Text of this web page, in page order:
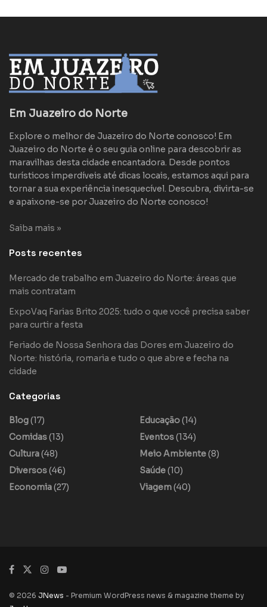
Em Juazeiro do Norte
Explore o melhor de Juazeiro do Norte conosco! Em
Juazeiro do Norte é o seu guia online para descobrir as
maravilhas desta cidade encantadora. Desde pontos
turísticos imperdíveis até dicas locais, estamos aqui para
tornar a sua experiência inesquecível. Descubra, divirta-se
e apaixone-se por Juazeiro do Norte conosco!
Saiba mais »
Posts recentes
Mercado de trabalho em Juazeiro do Norte: áreas que
mais contratam
ExpoVaq Farias Brito 2025: tudo o que você precisa saber
para curtir a festa
Feriado de Nossa Senhora das Dores em Juazeiro do
Norte: história, romaria e tudo o que abre e fecha na
cidade
Categorias
Blog(17)
Comidas(13)
Cultura(48)
Diversos(46)
Economia(27)
Educação(14)
Eventos(134)
Meio Ambiente(8)
Saúde(10)
Viagem(40)
© 2026 JNews - Premium WordPress news & magazine theme by